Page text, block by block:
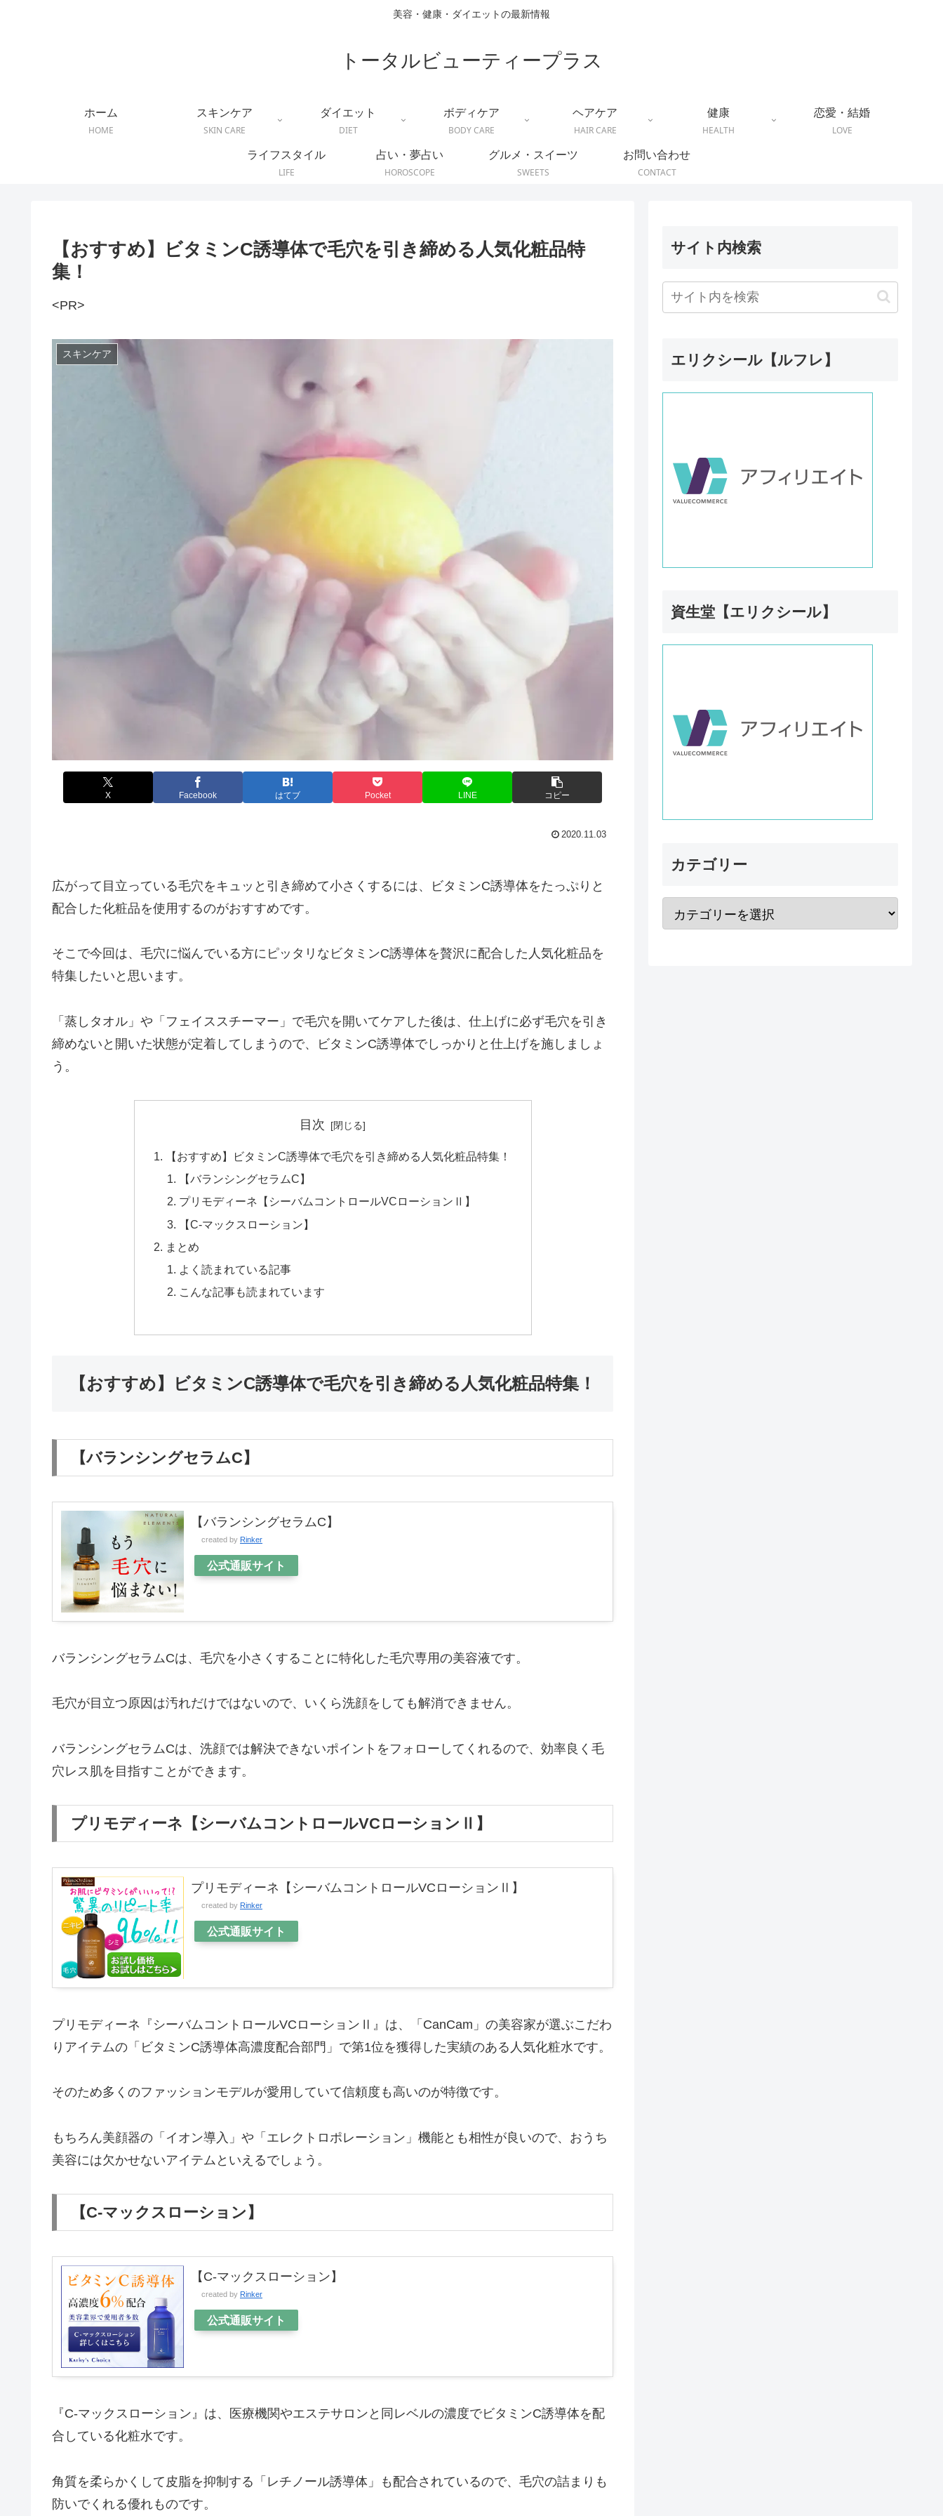
美容・健康・ダイエットの最新情報
トータルビューティープラス
ホーム
HOME
スキンケア
SKIN CARE
ダイエット
DIET
ボディケア
BODY CARE
ヘアケア
HAIR CARE
健康
HEALTH
恋愛・結婚
LOVE
ライフスタイル
LIFE
占い・夢占い
HOROSCOPE
グルメ・スイーツ
SWEETS
お問い合わせ
CONTACT
【おすすめ】ビタミンC誘導体で毛穴を引き締める人気化粧品特
集！
<PR>
スキンケア
X Facebook はてブ Pocket LINE コピー
2020.11.03
広がって目立っている毛穴をキュッと引き締めて小さくするには、ビタミンC誘導体をたっぷりと
配合した化粧品を使用するのがおすすめです。
そこで今回は、毛穴に悩んでいる方にピッタリなビタミンC誘導体を贅沢に配合した人気化粧品を
特集したいと思います。
「蒸しタオル」や「フェイススチーマー」で毛穴を開いてケアした後は、仕上げに必ず毛穴を引き
締めないと開いた状態が定着してしまうので、ビタミンC誘導体でしっかりと仕上げを施しましょ
う。
目次
【おすすめ】ビタミンC誘導体で毛穴を引き締める人気化粧品特集！
【バランシングセラムC】
プリモディーネ【シーバムコントロールVCローションⅡ】
【C-マックスローション】
まとめ
よく読まれている記事
こんな記事も読まれています
【おすすめ】ビタミンC誘導体で毛穴を引き締める人気化粧品特集！
【バランシングセラムC】
【バランシングセラムC】
created by Rinker
公式通販サイト
バランシングセラムCは、毛穴を小さくすることに特化した毛穴専用の美容液です。
毛穴が目立つ原因は汚れだけではないので、いくら洗顔をしても解消できません。
バランシングセラムCは、洗顔では解決できないポイントをフォローしてくれるので、効率良く毛
穴レス肌を目指すことができます。
プリモディーネ【シーバムコントロールVCローションⅡ】
プリモディーネ【シーバムコントロールVCローションⅡ】
created by Rinker
公式通販サイト
プリモディーネ『シーバムコントロールVCローションⅡ』は、「CanCam」の美容家が選ぶこだわ
りアイテムの「ビタミンC誘導体高濃度配合部門」で第1位を獲得した実績のある人気化粧水です。
そのため多くのファッションモデルが愛用していて信頼度も高いのが特徴です。
もちろん美顔器の「イオン導入」や「エレクトロポレーション」機能とも相性が良いので、おうち
美容には欠かせないアイテムといえるでしょう。
【C-マックスローション】
【C-マックスローション】
created by Rinker
公式通販サイト
『C-マックスローション』は、医療機関やエステサロンと同レベルの濃度でビタミンC誘導体を配
合している化粧水です。
角質を柔らかくして皮脂を抑制する「レチノール誘導体」も配合されているので、毛穴の詰まりも
防いでくれる優れものです。
サイト内検索
エリクシール【ルフレ】
資生堂【エリクシール】
カテゴリー